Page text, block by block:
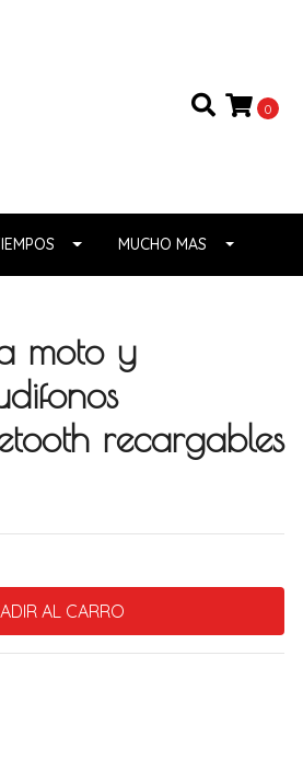
0
MUCHO MAS
moto y
recargables